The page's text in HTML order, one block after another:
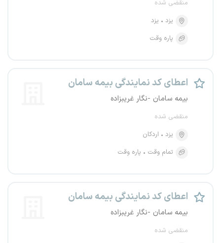
منقضی شده
یزد
یزد
پاره وقت
اعطای کد نمایندگی بیمه سامان
بیمه سامان -نگار غریبزاده
منقضی شده
یزد
اردکان
تمام وقت
پاره وقت
اعطای کد نمایندگی بیمه سامان
بیمه سامان -نگار غریبزاده
منقضی شده